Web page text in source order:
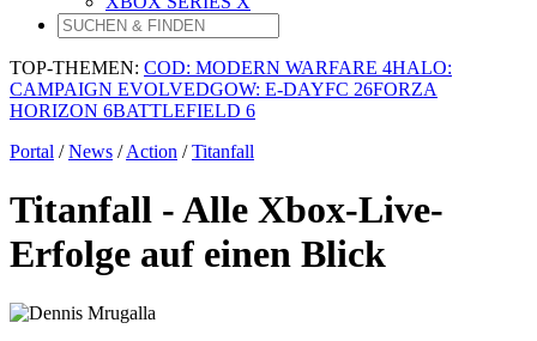
TOP-THEMEN: COD: MODERN WARFARE 4HALO:
CAMPAIGN EVOLVEDGOW: E-DAYFC 26FORZA
HORIZON 6BATTLEFIELD 6
Portal /News /Action /Titanfall
Titanfall - Alle Xbox-Live-
Erfolge auf einen Blick